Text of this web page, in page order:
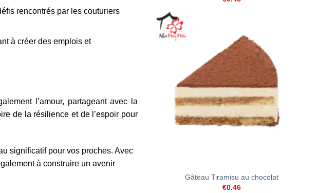
rencontrés par les couturiers
à créer des emplois et
l’amour, partageant avec la
de la résilience et de l’espoir pour
significatif pour vos proches. Avec
à construire un avenir
Gâteau Tiramisu au chocolat
€0.46